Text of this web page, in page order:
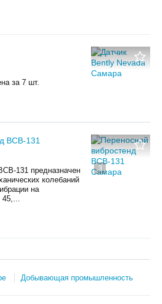
за 7 шт.
3
ВСВ-131
131 предназначен
колебаний
на
Добывающая промышленность